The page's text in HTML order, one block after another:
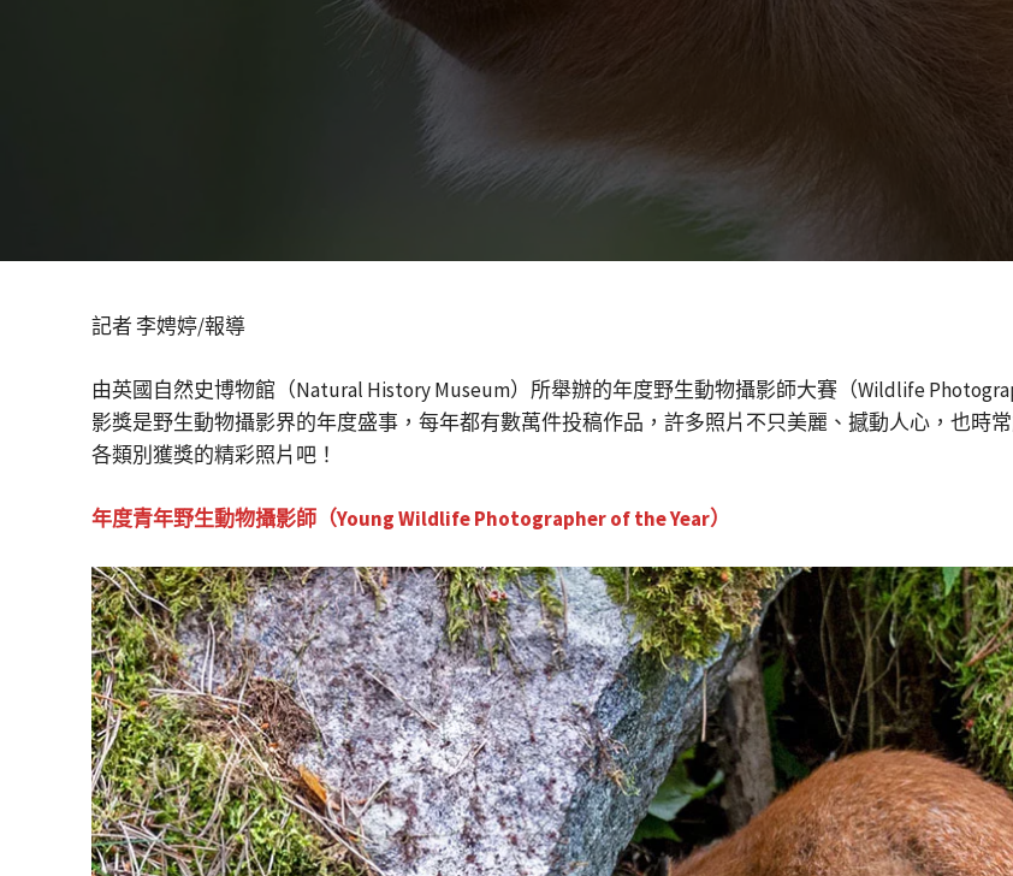
記者 李娉婷/報導
由英國自然史博物館（Natural History Museum）所舉辦的年度野生動物攝影師大賽（Wildlife
影獎是野生動物攝影界的年度盛事，每年都有數萬件投稿作品，許多照片不只美麗、撼動人心，也時
各類別獲獎的精彩照片吧！
年度青年野生動物攝影師（Young Wildlife Photographer of the Year）